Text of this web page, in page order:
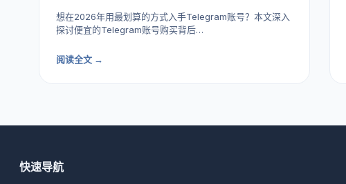
想在2026年用最划算的方式入手Telegram账号？本文深入
探讨便宜的Telegram账号购买背后…
阅读全文 →
快速导航